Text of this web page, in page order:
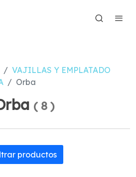
VAJILLAS Y EMPLATADO
Orba
( 8 )
productos